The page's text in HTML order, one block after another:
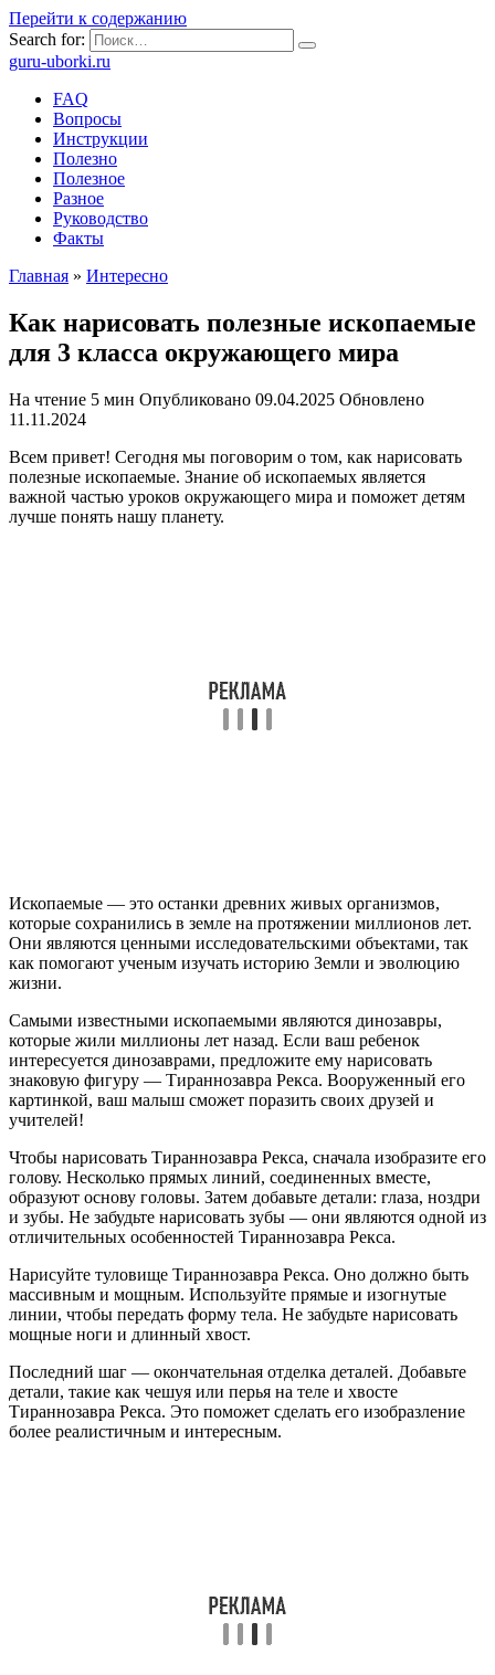
Перейти к содержанию
Search for:
guru-uborki.ru
FAQ
Вопросы
Инструкции
Полезно
Полезное
Разное
Руководство
Факты
Главная » Интересно
Как нарисовать полезные ископаемые
для 3 класса окружающего мира
На чтение 5 мин Опубликовано 09.04.2025 Обновлено
11.11.2024
Всем привет! Сегодня мы поговорим о том, как нарисовать
полезные ископаемые. Знание об ископаемых является
важной частью уроков окружающего мира и поможет детям
лучше понять нашу планету.
Ископаемые — это останки древних живых организмов,
которые сохранились в земле на протяжении миллионов лет.
Они являются ценными исследовательскими объектами, так
как помогают ученым изучать историю Земли и эволюцию
жизни.
Самыми известными ископаемыми являются динозавры,
которые жили миллионы лет назад. Если ваш ребенок
интересуется динозаврами, предложите ему нарисовать
знаковую фигуру — Тираннозавра Рекса. Вооруженный его
картинкой, ваш малыш сможет поразить своих друзей и
учителей!
Чтобы нарисовать Тираннозавра Рекса, сначала изобразите его
голову. Несколько прямых линий, соединенных вместе,
образуют основу головы. Затем добавьте детали: глаза, ноздри
и зубы. Не забудьте нарисовать зубы — они являются одной из
отличительных особенностей Тираннозавра Рекса.
Нарисуйте туловище Тираннозавра Рекса. Оно должно быть
массивным и мощным. Используйте прямые и изогнутые
линии, чтобы передать форму тела. Не забудьте нарисовать
мощные ноги и длинный хвост.
Последний шаг — окончательная отделка деталей. Добавьте
детали, такие как чешуя или перья на теле и хвосте
Тираннозавра Рекса. Это поможет сделать его изобразление
более реалистичным и интересным.